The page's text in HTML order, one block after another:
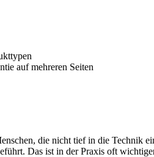
auf mehreren Seiten
die nicht tief in die Technik
Das ist in der Praxis oft